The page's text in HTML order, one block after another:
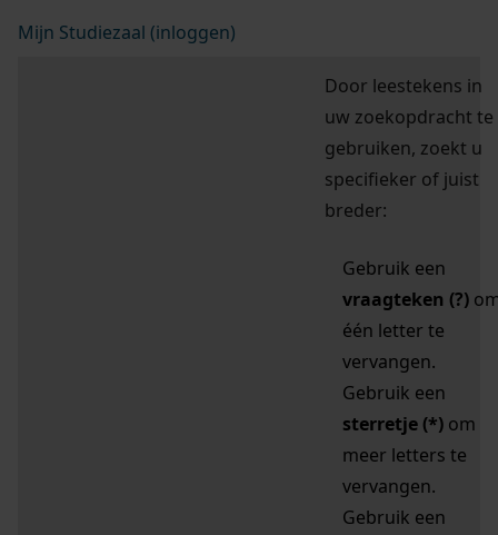
Mijn Studiezaal (inloggen)
Door leestekens in
uw zoekopdracht te
gebruiken, zoekt u
specifieker of juist
breder:
Gebruik een
vraagteken (?)
één letter te
vervangen.
Gebruik een
sterretje (*) om
meer letters te
vervangen.
Gebruik een